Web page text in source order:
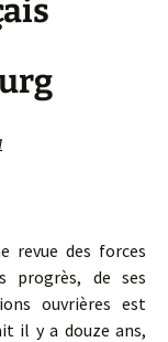
des forces
progrès, de ses
ouvrières est
il y a douze ans,